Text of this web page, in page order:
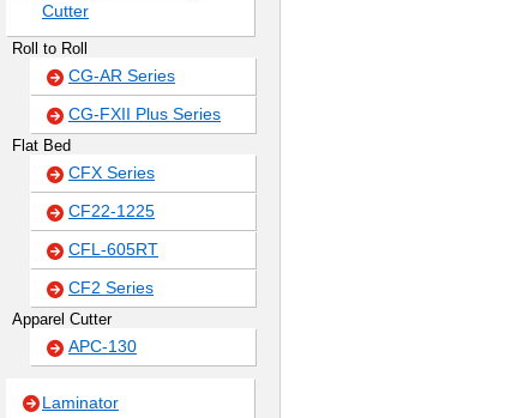
Cutter
Roll to Roll
CG-AR Series
CG-FXII Plus Series
Flat Bed
CFX Series
CF22-1225
CFL-605RT
CF2 Series
Apparel Cutter
APC-130
Laminator